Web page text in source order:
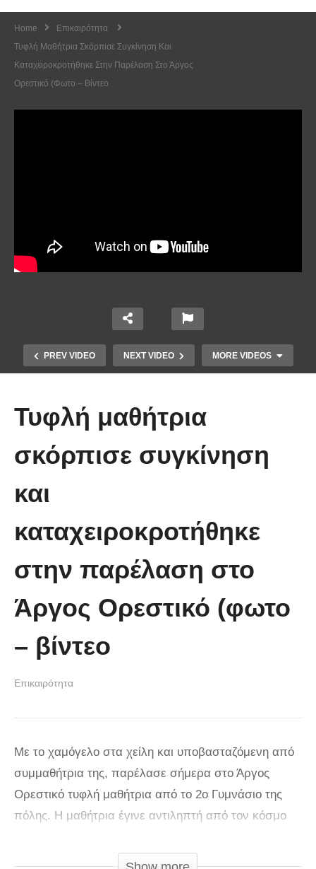
Home
Επικαιρότητα
Τυφλή Μαθήτρια Σκόρπισε Συγκίνηση Και
Καταχειροκροτήθηκε Στην Παρέλαση Στο Άργος
Ορεστικό (φωτο – Βίντεο
PREV VIDEO NEXT VIDEO MORE VIDEOS
πρώτη στιγμή και συγκίνησε το
νοηματική με ένα μικρό κορίτσι
Τυφλή μαθήτρια
σκόρπισε συγκίνηση
και
καταχειροκροτήθηκε
στην παρέλαση στο
Άργος Ορεστικό (φωτο
– βίντεο
Επικαιρότητα
Με το χαμόγελο στα χείλη και υποβασταζόμενη από
συμμαθήτρια της, παρέλασε σήμερα στο Άργος
Ορεστικό τυφλή μαθήτρια από το 2ο Γυμνάσιο της
πόλης. Η μαθήτρια έγινε αντιληπτή από τον κόσμο
παρέλαση, κερδίζοντας τον θερμό χειροκρότημα,